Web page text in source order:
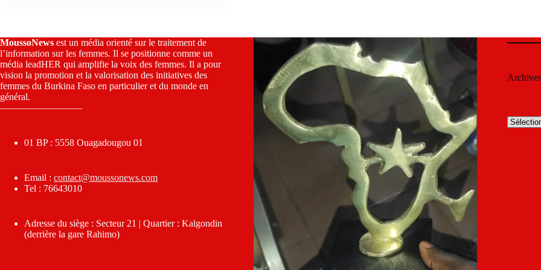
MoussoNews est un média orienté sur le traitement de
l’information sur les femmes. Il se positionne comme un
média leadHER qui amplifie la voix des femmes. Il a pour
vision la promotion et la valorisation des initiatives des
femmes du Burkina Faso en particulier et du monde en
général.
————————–
01 BP : 5558 Ouagadougou 01
Email : contact@moussonews.com
Tel : 76643010
Adresse du siège : Secteur 21 | Quartier : Kalgondin
(derrière la gare Rahimo)
Archives
Archives